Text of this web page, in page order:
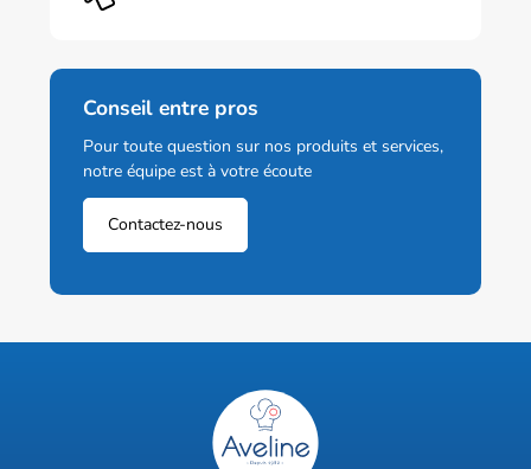
Conseil entre pros
Pour toute question sur nos produits et services,
notre équipe est à votre écoute
Contactez-nous